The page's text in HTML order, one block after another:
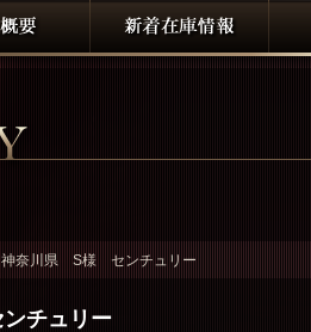
神奈川県 S様 センチュリー
チュリー